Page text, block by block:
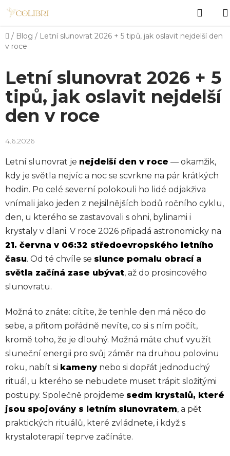
Přejít
obsah
Domů
/ Blog / Letní slunovrat 2026 + 5 tipů, jak oslavit nejdelší den
v roce
Letní slunovrat 2026 + 5
tipů, jak oslavit nejdelší
den v roce
4.6.2026
Letní slunovrat je nejdelší den v roce — okamžik,
kdy je světla nejvíc a noc se scvrkne na pár krátkých
hodin. Po celé severní polokouli ho lidé odjakživa
vnímali jako jeden z nejsilnějších bodů ročního cyklu,
den, u kterého se zastavovali s ohni, bylinami i
krystaly v dlani. V roce 2026 připadá astronomicky na
21. června v 06:32 středoevropského letního
času. Od té chvíle se slunce pomalu obrací a
světla začíná zase ubývat, až do prosincového
slunovratu.
Možná to znáte: cítíte, že tenhle den má něco do
sebe, a přitom pořádně nevíte, co si s ním počít,
kromě toho, že je dlouhý. Možná máte chuť využít
sluneční energii pro svůj záměr na druhou polovinu
roku, nabít si kameny nebo si dopřát jednoduchý
rituál, u kterého se nebudete muset trápit složitými
postupy. Společně projdeme sedm krystalů, které
jsou spojovány s letním slunovratem, a pět
praktických rituálů, které zvládnete, i když s
krystaloterapií teprve začínáte.